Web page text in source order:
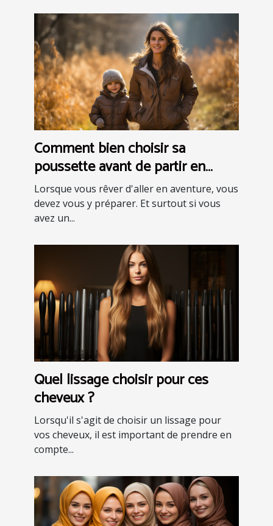
Comment bien choisir sa
poussette avant de partir en
aventure ?
Lorsque vous rêver d'aller en aventure, vous
devez vous y préparer. Et surtout si vous
avez un...
Quel lissage choisir pour ces
cheveux ?
Lorsqu'il s'agit de choisir un lissage pour
vos cheveux, il est important de prendre en
compte...